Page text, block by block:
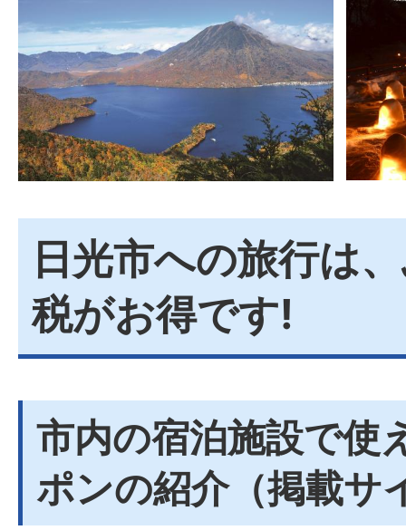
日光市への旅行は
税がお得です!
市内の宿泊施設で使
ポンの紹介（掲載サ